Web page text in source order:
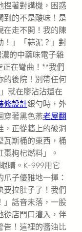
捏著對講機，困惑
到的不是酸味！是
在走不開！我的陳
！」「蒜泥？」對
的中藥味電子雜
在彎曲！**我們
的後院！別帶任何
就在廖沾沾還在
修設計銀勺時，外
穿著黑色燕老屋翻
，正從牆上的破洞
瓦斯桶的東西，桶
棗枸杞燃料」。
睛。K-999用它
子優雅地一揮：
要拉肚子了！我們
」話音未落，一股
從店門口灌入，伴
告！這裡的醬油比